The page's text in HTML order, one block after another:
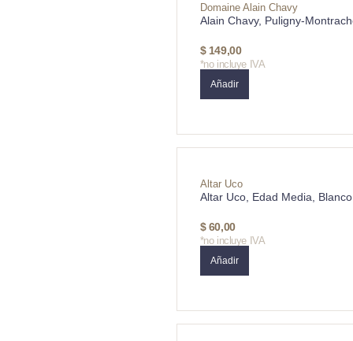
Domaine Alain Chavy
Alain Chavy, Puligny-
$149,00
*no incluye IVA
Añadir
Altar Uco
Altar Uco, Edad Media, Blanco
$60,00
*no incluye IVA
Añadir